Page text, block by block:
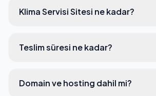
Klima Servisi Sitesi ne kadar?
Teslim süresi ne kadar?
Domain ve hosting dahil mi?